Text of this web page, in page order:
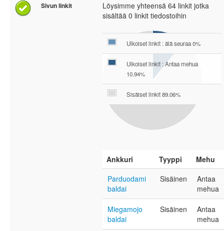
Sivun linkit
Löysimme yhteensä 64 linkit jotka
sisältää 0 linkit tiedostoihin
Ulkoiset linkit : älä seuraa 0%
Ulkoiset linkit : Antaa mehua
10.94%
Sisäiset linkit 89.06%
Ankkuri Tyyppi
Mehu
Parduodami
baldai
Sisäinen
Antaa
mehua
Miegamojo
baldai
Sisäinen
Antaa
mehua